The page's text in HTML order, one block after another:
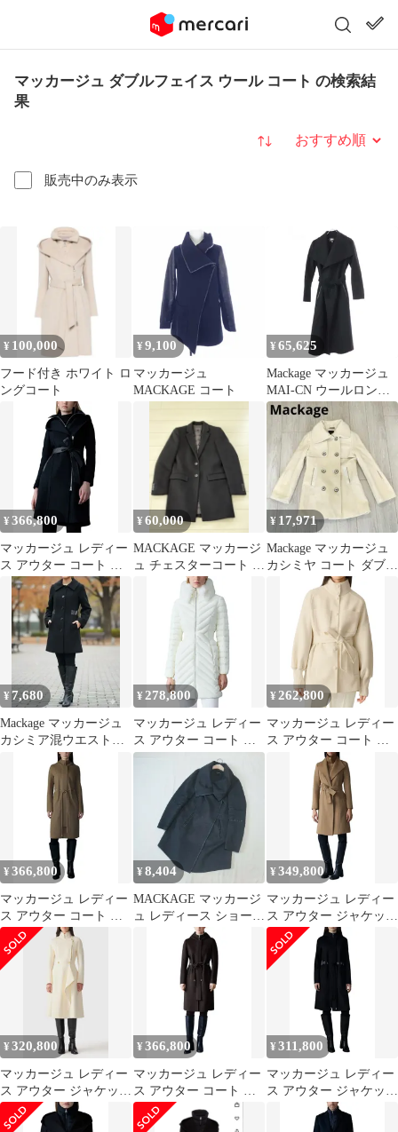
マッカージュ ダブルフェイス ウール コート の検索結
果
販売中のみ表示
並び替え
¥ 100,000
フード付き ホワイト ロ
ングコート
¥ 9,100
マッカージュ
MACKAGE コート
¥ 65,625
Mackage マッカージュ
MAI-CN ウールロング
コート XXS
¥366,800
マッカージュ レディー
ス アウター コート ウ
ール Mackage Shia 2 in 1
Double Face Wool Coat
with Removable Biblack
ブラック
¥60,000
MACKAGE マッカージ
ュ チェスターコート ブ
ラック 36 S相当
¥ 17,971
Mackage マッカージュ
カシミヤ コート ダブル
ベルトデザイン 本革
¥7,680
Mackage マッカージュ
カシミア混ウエストベ
ルト コート
¥278,800
マッカージュ レディー
ス アウター コート ダ
ウン Mackage
Lyrishearling Collar
Puffer Down Coat Cream
クリーム
¥262,800
マッカージュ レディー
ス アウター コート ウ
ール Mackage Shania
Wool Coat Cream クリー
¥366,800
マッカージュ レディー
ス アウター コート ウ
ール Mackage Blithe
Belted Wool Coat Light
Camel キャメル
¥8,404
MACKAGE マッカージ
ュ レディース ショール
カラー チャコール ハー
フ コート
¥349,800
マッカージュ レディー
ス アウター ジャケッ
ト・ブルゾン ウール コ
ート Mackage Norita
Beltedouble Face Wool
Coat with Wool Blend
¥320,800
マッカージュ レディー
ス アウター ジャケッ
ト・ブルゾン アシンメ
トリー ウール コート
¥366,800
マッカージュ レディー
ス アウター コート ウ
ール Mackage Blithe
Belted Wool Coat Coffee
¥311,800
マッカージュ レディー
ス アウター ジャケッ
ト・ブルゾン ウール コ
ート Mackage Blithe